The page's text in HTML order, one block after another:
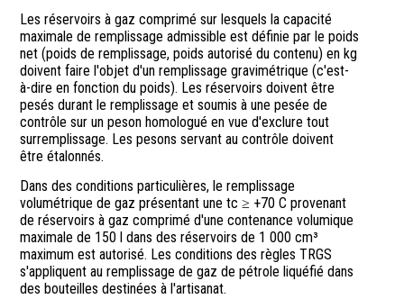
Les réservoirs à gaz comprimé sur lesquels la capacité
maximale de remplissage admissible est définie par le poids
net (poids de remplissage, poids autorisé du contenu) en kg
doivent faire l'objet d'un remplissage gravimétrique (c'est-
à-dire en fonction du poids). Les réservoirs doivent être
pesés durant le remplissage et soumis à une pesée de
contrôle sur un peson homologué en vue d'exclure tout
surremplissage. Les pesons servant au contrôle doivent
être étalonnés.
Dans des conditions particulières, le remplissage
volumétrique de gaz présentant une tc ≥ +70 C provenant
de réservoirs à gaz comprimé d'une contenance volumique
maximale de 150 l dans des réservoirs de 1 000 cm³
maximum est autorisé. Les conditions des règles TRGS
s'appliquent au remplissage de gaz de pétrole liquéfié dans
des bouteilles destinées à l'artisanat.